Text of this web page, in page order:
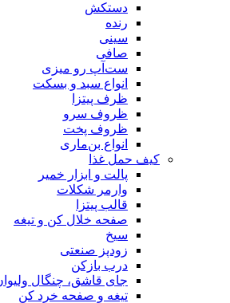
دستکش
رنده
سینی
صافی
ست‌آپ رو میزی
انواع سبد و بسکت
ظرف پیتزا
ظروف سرو
ظروف پخت
انواع بن‌ماری
کیف حمل غذا
پالت و ابزار خمیر
وارمر شکلات
قالب پیتزا
صفحه خلال کن و تیغه
سیخ
زودپز صنعتی
درب بازکن
جای قاشق، چنگال
تیغه و صفحه خرد کن